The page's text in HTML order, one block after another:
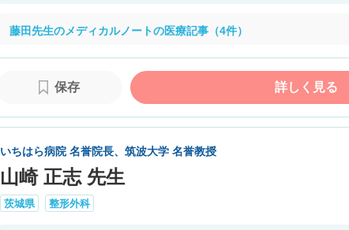
藤田先生のメディカルノートの医療記事（4件）
保存 詳しく見る
いちはら病院 名誉院長、筑波大学 名誉教授
山崎 正志 先生
茨城県 整形外科